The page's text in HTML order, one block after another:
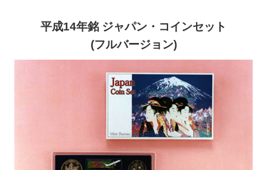
平成14年銘 ジャパン・コインセット
(フルバージョン)